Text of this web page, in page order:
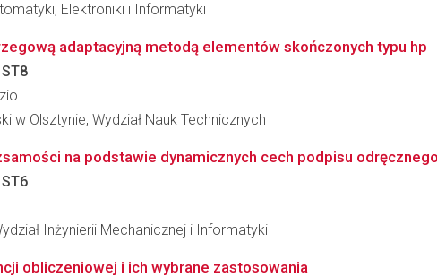
Elektroniki i Informatyki
adaptacyjną metodą elementów skończonych typu hp
ST8
w Olsztynie, Wydział Nauk Technicznych
na podstawie dynamicznych cech podpisu
ST6
Inżynierii Mechanicznej i Informatyki
obliczeniowej i ich wybrane zastosowania